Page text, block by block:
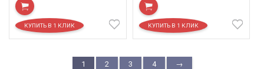
1 2 3 4 →